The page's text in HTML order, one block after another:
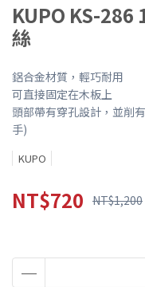
KUPO KS-
絲
鋁合金材質，輕巧耐用
可直接固定在木板上
頭部帶有穿孔設計，並削
手)
KUPO
NT$720 NT$1,200